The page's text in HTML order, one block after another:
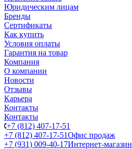
Юридическим лицам
Бренды
Сертификаты
Как купить
Условия оплаты
Гарантия на товар
Компания
О компании
Новости
Отзывы
Карьера
Контакты
Контакты
+7 (812) 407-17-51
+7 (812) 407-17-51Офис продаж
+7 (931) 009-40-17Интернет-магазин